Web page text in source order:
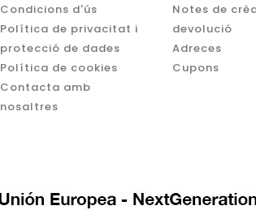
Condicions d'ús
Política de privacitat i
protecció de dades
Política de cookies
Contacta amb
nosaltres
Notes de
devolució
Adreces
Cupons